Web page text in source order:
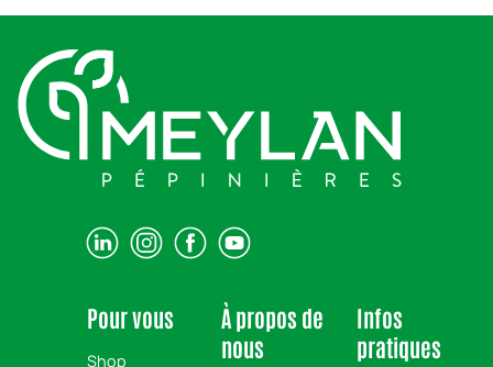
Pour vous
Shop
À propos de
nous
Infos
pratiques